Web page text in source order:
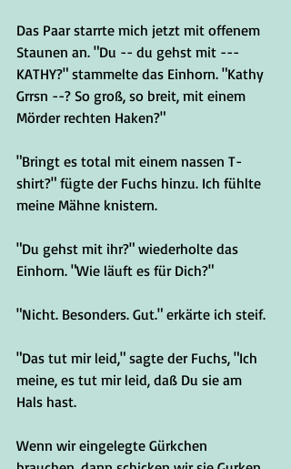
Das Paar starrte mich jetzt mit offenem
Staunen an. "Du -- du gehst mit ---
KATHY?" stammelte das Einhorn. "Kathy
Grrsn --? So groß, so breit, mit einem
Mörder rechten Haken?"
"Bringt es total mit einem nassen T-
shirt?" fügte der Fuchs hinzu. Ich fühlte
meine Mähne knistern.
"Du gehst mit ihr?" wiederholte das
Einhorn. "Wie läuft es für Dich?"
"Nicht. Besonders. Gut." erkärte ich steif.
"Das tut mir leid," sagte der Fuchs, "Ich
meine, es tut mir leid, daß Du sie am
Hals hast.
Wenn wir eingelegte Gürkchen